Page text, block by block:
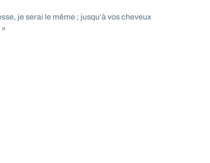
je serai le même ; jusqu’à vos cheveux